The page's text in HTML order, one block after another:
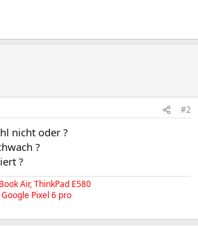
#2
nicht oder ?
?
?
Air, ThinkPad E580
Google Pixel 6 pro